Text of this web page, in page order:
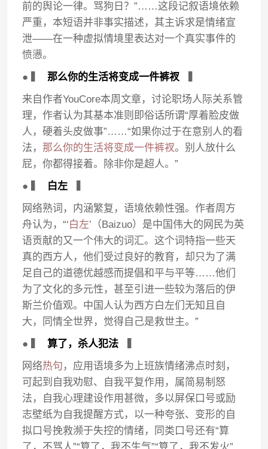
前的舆论一律。骂狗日？”……这段记叙语境依赖
严重，本短语并非事实描述，其主诉求是情绪宣
泄——在一种虚拟情境里表达对一个真实事件的
愤懑。
● ▍ 那么你的生活将变成一件裤衩
来自作者YouCore本周文章，讨论职场人际关系管
理，作者认为其基本准则即俗话所谓“厚着脸皮做
人，硬着头皮做事”……“如果你过于在意别人的看
法， 那么你的生活将变成一件裤衩。别人放什么
屁，你都得接着。除非你是超人。”
● ▍ 白左
网络熟词，内涵繁复，语境依赖性强。作者周方
舟认为，“‘白左’（Baizuo）是中国伟大的网民为英
语贡献的又一个伟大的词汇。这个词特指一些天
真的西方人，他们受过良好的教育，却只为了满
足自己的道德优越感而提倡和平与平等……他们
为了文化的多元性，甚至引进一些较为落后的伊
斯兰价值观。中国人认为西方白左们无知且自
大，同情全世界，觉得自己是救世主。”
● ▍算了，杀人犯法
网络热句 ，应用语境多为上班族情绪沸点时刻，
可起到自我劝慰、自我平复作用，属简易制怒
法，自我心理建设作用甚微，多以屏保口号或励
志壁纸为自我提醒方式，以一种夸张、变形的自
拟口号挽救濒于失控的情绪，同类口号还有“算